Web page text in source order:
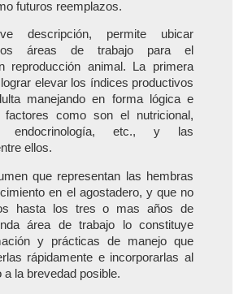
futuros reemplazos.
descripción, permite ubicar
áreas de trabajo para el
reproducción animal. La primera
elevar los índices productivos
manejando en forma lógica e
factores como son el nutricional,
endocrinología, etc., y las
ellos.
que representan las hembras
en el agostadero, y que no
hasta los tres o mas años de
área de trabajo lo constituye
y prácticas de manejo que
rápidamente e incorporarlas al
a la brevedad posible.